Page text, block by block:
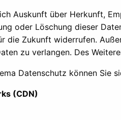
Auskunft über Herkunft,
oder Löschung dieser
die Zukunft widerrufen.
zu verlangen. Des
Datenschutz können Sie
(CDN)